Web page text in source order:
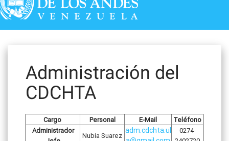
Administración del
CDCHTA
Cargo Personal E-Mail
Teléfono
Administrador
Nubia Suarez
adm.cdchta.ul
0274-